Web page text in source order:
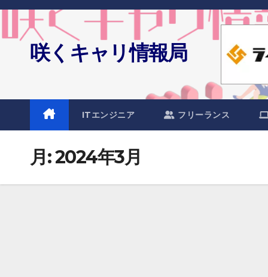
Skip
content咲くキャリ情報局
ITエンジニア フリーランス
月:2024年3月